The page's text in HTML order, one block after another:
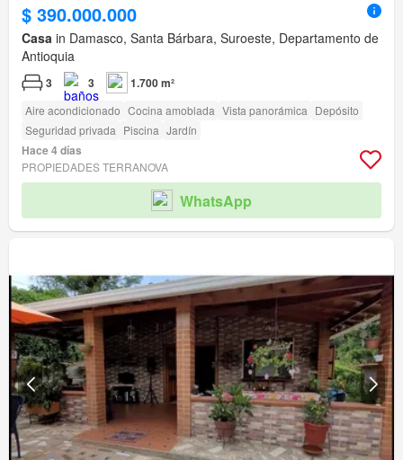
$ 390.000.000
Casa in Damasco, Santa Bárbara, Suroeste, Departamento de
Antioquia
3 3 1.700 m²
Aire acondicionado Cocina amoblada Vista panorámica Depósito
Seguridad privada Piscina Jardín
Hace 4 días
PROPIEDADES TERRANOVA
WhatsApp